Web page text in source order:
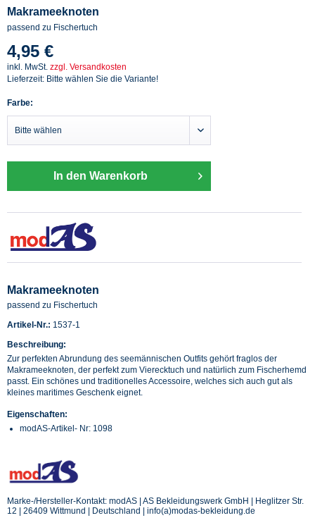
Makrameeknoten
passend zu Fischertuch
4,95 €
inkl. MwSt. zzgl. Versandkosten
Lieferzeit: Bitte wählen Sie die Variante!
Farbe:
In den Warenkorb
Makrameeknoten
passend zu Fischertuch
Artikel-Nr.: 1537-1
Beschreibung:
Zur perfekten Abrundung des seemännischen Outfits gehört fraglos der
Makrameeknoten, der perfekt zum Vierecktuch und natürlich zum Fischerhemd
passt. Ein schönes und traditionelles Accessoire, welches sich auch gut als
kleines maritimes Geschenk eignet.
Eigenschaften:
modAS-Artikel- Nr: 1098
Marke-/Hersteller-Kontakt: modAS | AS Bekleidungswerk GmbH | Heglitzer Str.
12 | 26409 Wittmund | Deutschland | info(a)modas-bekleidung.de